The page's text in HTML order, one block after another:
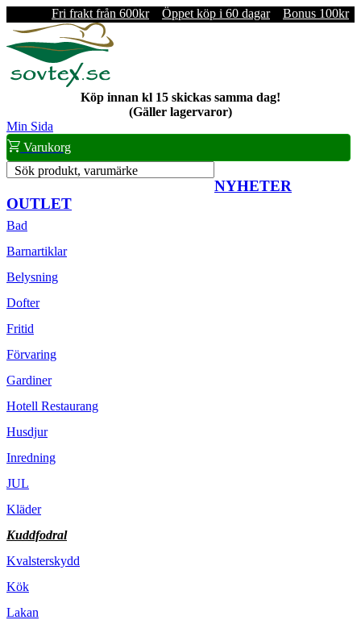
Fri frakt från 600kr Öppet köp i 60 dagar Bonus 100kr
Köp innan kl 15 skickas samma dag!
(Gäller lagervaror)
Min Sida
Varukorg
Sök produkt, varumärke
NYHETER
OUTLET
Bad
Barnartiklar
Belysning
Dofter
Fritid
Förvaring
Gardiner
Hotell Restaurang
Husdjur
Inredning
JUL
Kläder
Kuddfodral
Kvalsterskydd
Kök
Lakan